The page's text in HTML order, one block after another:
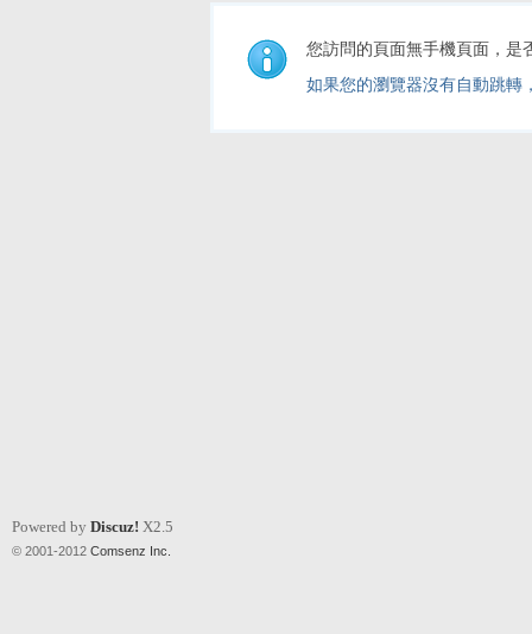
您訪問的頁面無手機頁面，是
如果您的瀏覽器沒有自動跳轉
Powered by Discuz! X2.5
© 2001-2012 Comsenz Inc.